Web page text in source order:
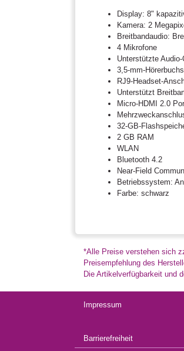
Display: 8"
Kamera: 2
Breitbandaudio:
4 Mikrofone
Unterstützte
3,5-mm-
RJ9-Headset-
Unterstützt
Micro-HDMI 2.0
32-GB-
2 GB RAM
WLAN
Bluetooth 4.2
Near-Field
Betriebssystem:
Farbe: schwarz
*Alle Preise verstehen sich
Preisempfehlung des
Die Artikelverfügbarkeit und
Impressum
Barrierefreiheit